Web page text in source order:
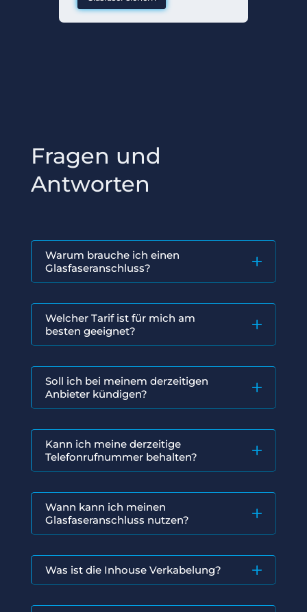
Fragen und
Antworten
Warum brauche ich einen
Glasfaseranschluss?
Welcher Tarif ist für mich am
besten geeignet?
Soll ich bei meinem derzeitigen
Anbieter kündigen?
Kann ich meine derzeitige
Telefonrufnummer behalten?
Wann kann ich meinen
Glasfaseranschluss nutzen?
Was ist die Inhouse Verkabelung?